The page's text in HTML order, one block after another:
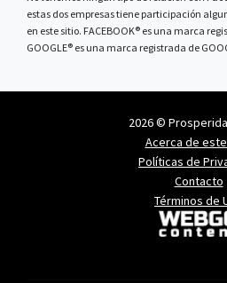
estas dos empresas tiene participación
en este sitio. FACEBOOK® es una marca
GOOGLE® es una marca registrada de
2026 ©
Acerca de
Políticas de
Contacto
Términos de